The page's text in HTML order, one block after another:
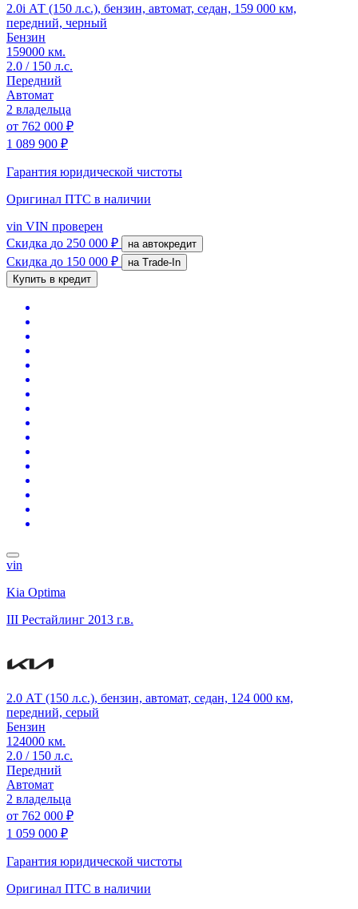
2.0i АТ (150 л.с.), бензин, автомат, седан, 159 000 км,
передний, черный
Бензин
159000 км.
2.0 / 150 л.с.
Передний
Автомат
2 владельца
от 762 000 ₽
1 089 900 ₽
Гарантия юридической чистоты
Оригинал ПТС в наличии
vin VIN проверен
Скидка до 250 000 ₽ на автокредит
Скидка до 150 000 ₽
на Trade-In
Купить в кредит
vin
Kia Optima
III Рестайлинг 2013 г.в.
2.0 АТ (150 л.с.), бензин, автомат, седан, 124 000 км,
передний, серый
Бензин
124000 км.
2.0 / 150 л.с.
Передний
Автомат
2 владельца
от 762 000 ₽
1 059 000 ₽
Гарантия юридической чистоты
Оригинал ПТС в наличии